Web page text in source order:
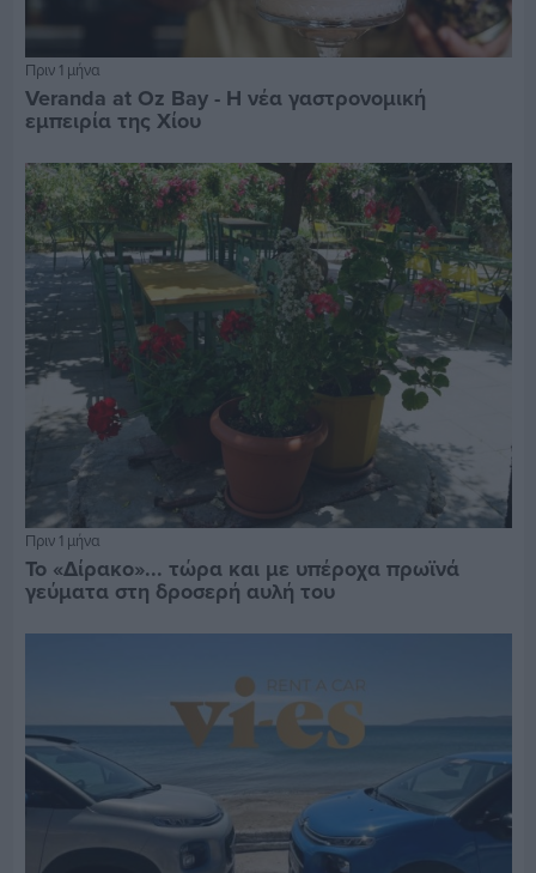
Πριν 1 μήνα
Veranda at Oz Bay - Η νέα γαστρονομική
εμπειρία της Χίου
Πριν 1 μήνα
Το «Δίρακο»... τώρα και με υπέροχα πρωϊνά
γεύματα στη δροσερή αυλή του